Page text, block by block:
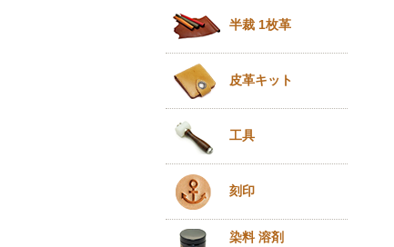
半裁 1枚革
皮革キット
工具
刻印
染料 溶剤